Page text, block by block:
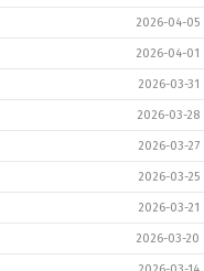
2026-04-05
2026-04-01
2026-03-31
2026-03-28
2026-03-27
2026-03-25
2026-03-21
2026-03-20